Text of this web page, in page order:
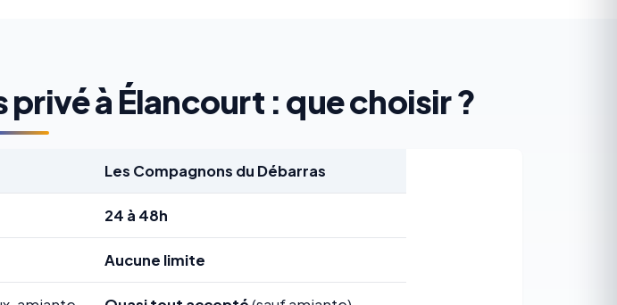
à Élancourt : que choisir ?
Les Compagnons du Débarras
24 à 48h
Aucune limite